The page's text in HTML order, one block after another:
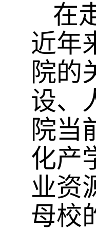
在
近年
院的
设、
院当
化产
业资
母校